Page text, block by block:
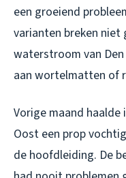
een groeiend
varianten breken niet
waterstroom van
aan wortelmatten of
Vorige maand haalde
Oost een prop
de hoofdleiding. De